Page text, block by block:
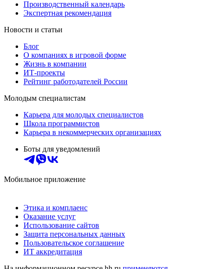
Производственный календарь
Экспертная рекомендация
Новости и статьи
Блог
О компаниях в игровой форме
Жизнь в компании
ИТ-проекты
Рейтинг работодателей России
Молодым специалистам
Карьера для молодых специалистов
Школа программистов
Карьера в некоммерческих организациях
Боты для уведомлений
Мобильное приложение
Этика и комплаенс
Оказание услуг
Использование сайтов
Защита персональных данных
Пользовательское соглашение
ИТ аккредитация